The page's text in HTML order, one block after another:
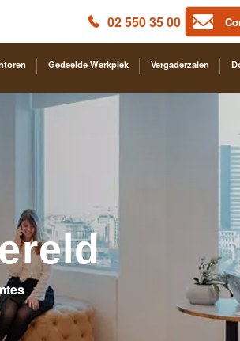
02 550 35 00
Gedeelde Werkplek Vergaderzalen